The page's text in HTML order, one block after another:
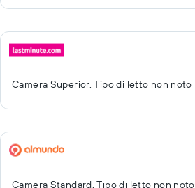
Camera Superior, Tipo di letto non noto
Camera Standard, Tipo di letto non noto